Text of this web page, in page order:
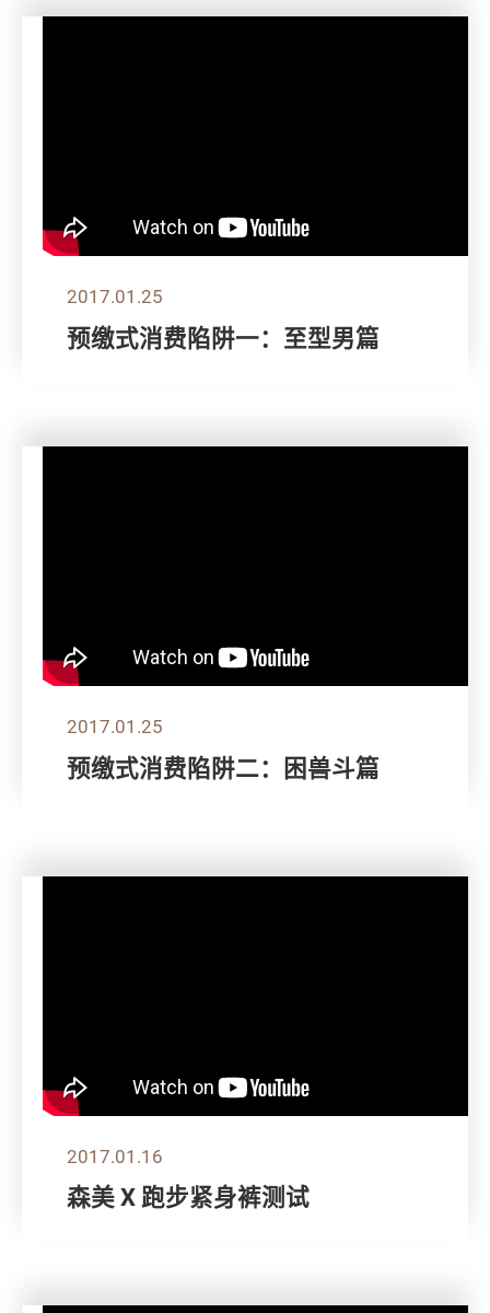
2017.01.25
预缴式消费陷阱一：至型男篇
2017.01.25
预缴式消费陷阱二：困兽斗篇
2017.01.16
森美 X 跑步紧身裤测试